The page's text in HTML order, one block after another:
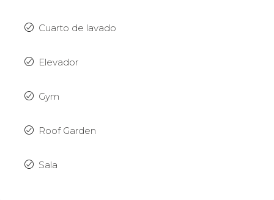
Cuarto de lavado
Elevador
Gym
Roof Garden
Sala